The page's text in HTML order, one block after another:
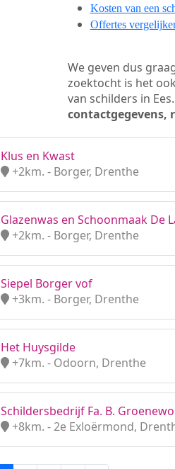
Kosten van een
Offertes
We geven dus
zoektocht is het
van schilders in
contactgegevens,
Klus en Kwast
+2km. - Borger, Drenthe
Glazenwas en Schoonmaak De
+2km. - Borger, Drenthe
Siepel Borger vof
+3km. - Borger, Drenthe
Het Huysgilde
+7km. - Odoorn, Drenthe
Schildersbedrijf Fa. B.
+8km. - 2e Exloërmond,